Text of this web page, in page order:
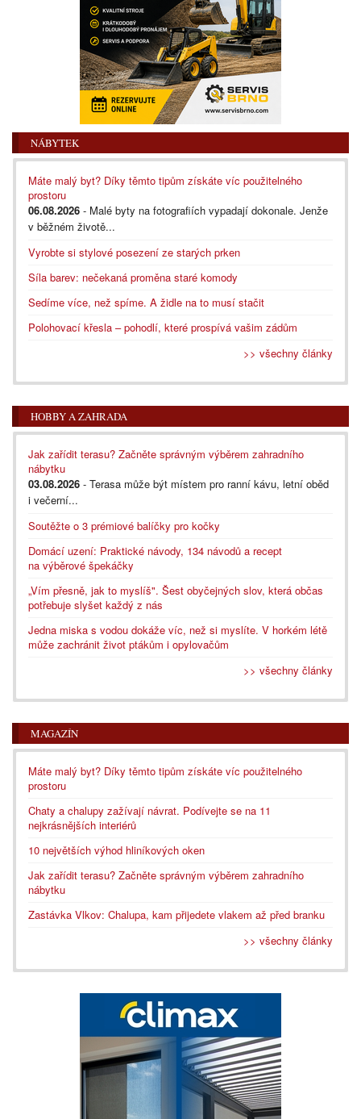
NÁBYTEK
Máte malý byt? Díky těmto tipům získáte víc použitelného
prostoru
06.08.2026 - Malé byty na fotografiích vypadají dokonale. Jenže
v běžném životě...
Vyrobte si stylové posezení ze starých prken
Síla barev: nečekaná proměna staré komody
Sedíme více, než spíme. A židle na to musí stačit
Polohovací křesla – pohodlí, které prospívá vašim zádům
>> všechny články
HOBBY A ZAHRADA
Jak zařídit terasu? Začněte správným výběrem zahradního
nábytku
03.08.2026 - Terasa může být místem pro ranní kávu, letní oběd
i večerní...
Soutěžte o 3 prémiové balíčky pro kočky
Domácí uzení: Praktické návody, 134 návodů a recept
na výběrové špekáčky
„Vím přesně, jak to myslíš". Šest obyčejných slov, která občas
potřebuje slyšet každý z nás
Jedna miska s vodou dokáže víc, než si myslíte. V horkém létě
může zachránit život ptákům i opylovačům
>> všechny články
MAGAZÍN
Máte malý byt? Díky těmto tipům získáte víc použitelného
prostoru
Chaty a chalupy zažívají návrat. Podívejte se na 11
nejkrásnějších interiérů
10 největších výhod hliníkových oken
Jak zařídit terasu? Začněte správným výběrem zahradního
nábytku
Zastávka Vlkov: Chalupa, kam přijedete vlakem až před branku
>> všechny články